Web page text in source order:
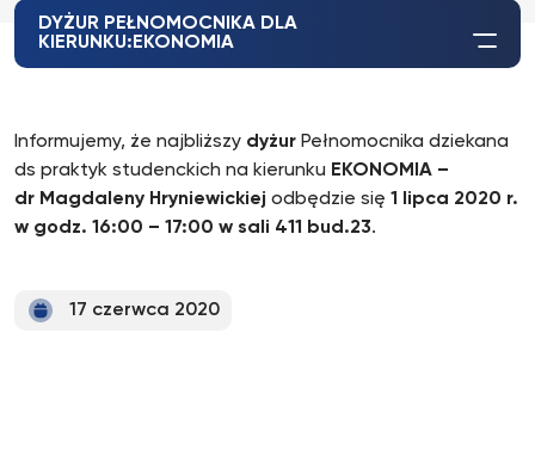
DYŻUR PEŁNOMOCNIKA DLA
KIERUNKU:EKONOMIA
Informujemy, że najbliższy dyżur Pełnomocnika dziekana
ds praktyk studenckich na kierunku EKONOMIA –
dr Magdaleny Hryniewickiej odbędzie się 1 lipca 2020 r.
w godz. 16:00 – 17:00 w sali 411 bud.23.
17 czerwca 2020